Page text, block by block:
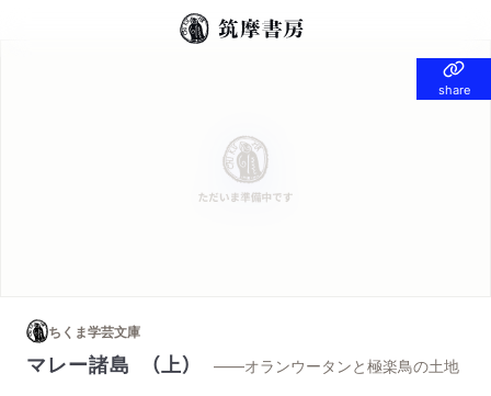
share
share
ちくま学芸文庫
マレー諸島 （上） ——オランウータンと極楽鳥の土地